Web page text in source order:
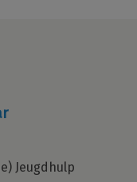
Jeugdhulp